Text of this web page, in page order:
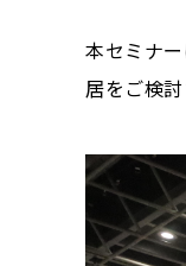
本セミナ
居をご検